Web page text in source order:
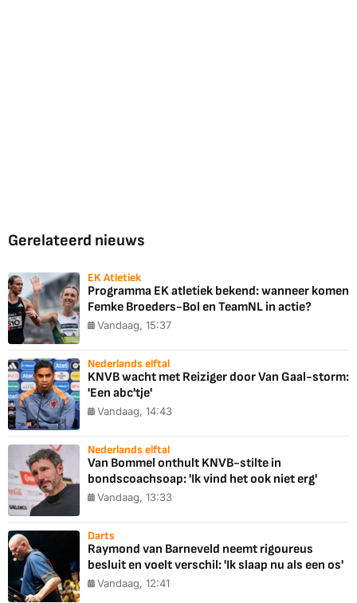
Gerelateerd nieuws
EK Atletiek
Programma EK atletiek bekend: wanneer komen
Femke Broeders-Bol en TeamNL in actie?
Vandaag, 15:37
Nederlands elftal
KNVB wacht met Reiziger door Van Gaal-storm:
'Een abc'tje'
Vandaag, 14:43
Nederlands elftal
Van Bommel onthult KNVB-stilte in
bondscoachsoap: 'Ik vind het ook niet erg'
Vandaag, 13:33
Darts
Raymond van Barneveld neemt rigoureus
besluit en voelt verschil: 'Ik slaap nu als een os'
Vandaag, 12:41